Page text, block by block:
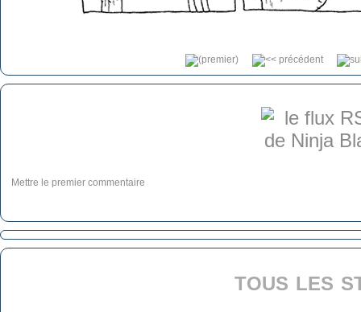
Mettre le premier commentaire
tous les